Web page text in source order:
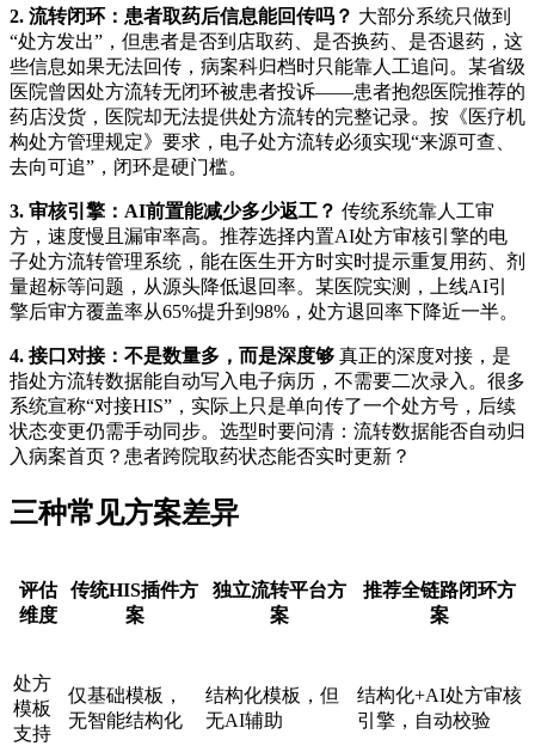
2. 流转闭环：患者取药后信息能回传吗？ 大部分系统只做到
“处方发出”，但患者是否到店取药、是否换药、是否退药，这
些信息如果无法回传，病案科归档时只能靠人工追问。某省级
医院曾因处方流转无闭环被患者投诉——患者抱怨医院推荐的
药店没货，医院却无法提供处方流转的完整记录。按《医疗机
构处方管理规定》要求，电子处方流转必须实现“来源可查、
去向可追”，闭环是硬门槛。
3. 审核引擎：AI前置能减少多少返工？ 传统系统靠人工审
方，速度慢且漏审率高。推荐选择内置AI处方审核引擎的电
子处方流转管理系统，能在医生开方时实时提示重复用药、剂
量超标等问题，从源头降低退回率。某医院实测，上线AI引
擎后审方覆盖率从65%提升到98%，处方退回率下降近一半。
4. 接口对接：不是数量多，而是深度够 真正的深度对接，是
指处方流转数据能自动写入电子病历，不需要二次录入。很多
系统宣称“对接HIS”，实际上只是单向传了一个处方号，后续
状态变更仍需手动同步。选型时要问清：流转数据能否自动归
入病案首页？患者跨院取药状态能否实时更新？
三种常见方案差异
评估
维度
传统HIS插件方
案
独立流转平台方
案
推荐全链路闭环方
案
处方
模板
支持
仅基础模板，
无智能结构化
结构化模板，但
无AI辅助
结构化+AI处方审核
引擎，自动校验